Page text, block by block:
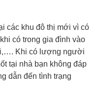
các khu đô thị mới vì có
có trong gia đình vào
Khi có lượng người
tại nhà bạn không đáp
dẫn đến tình trạng